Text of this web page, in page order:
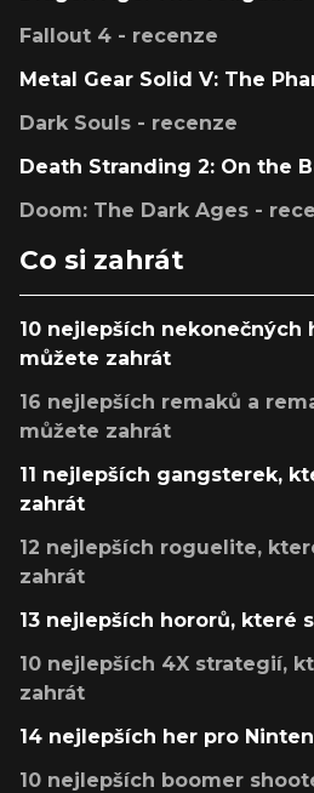
Fallout 4 - recenze
Metal Gear Solid V: The
Dark Souls - recenze
Death Stranding 2: On the
Doom: The Dark Ages -
Co si zahrát
10 nejlepších nekonečných
můžete zahrát
16 nejlepších remaků a
můžete zahrát
11 nejlepších gangsterek,
zahrát
12 nejlepších roguelite,
zahrát
13 nejlepších hororů, které
10 nejlepších 4X strategií,
zahrát
14 nejlepších her pro
10 nejlepších boomer